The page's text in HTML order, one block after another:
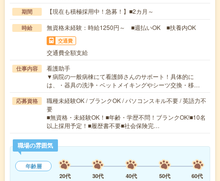
期間 【現在も積極採用中！急募！】■2カ月～
時給 無資格未経験：時給1250円～ ■週払いOK ■扶養内OK
交通費
交通費全額支給
仕事内容
看護助手
▼病院の一般病棟にて看護師さんのサポート！具体的に
は、・器具の洗浄・ベットメイキングやシーツ交換・移…
応募資格
職種未経験OK / ブランクOK / パソコンスキル不要 / 英語力不
要
■無資格・未経験OK！■年齢・学歴不問！ブランクOK!■10名
以上採用予定！■履歴書不要■社会保険完…
職場の雰囲気
年齢層
20代
30代 40代 50代
60代